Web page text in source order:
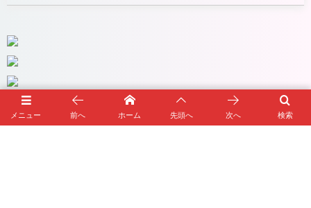
あなたのカーライフとサザン カリフォルニア スタイルをサ
メニュー 検索
前へ ホーム 先頭へ 次へ